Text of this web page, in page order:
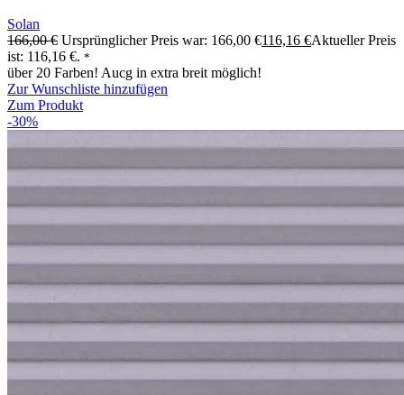
Solan
166,00€ Ursprünglicher Preis war: 166,00 €116,16 €Aktueller Preis
ist: 116,16 €. *
über 20 Farben! Aucg in extra breit möglich!
Zur Wunschliste hinzufügen
Zum Produkt
-30%